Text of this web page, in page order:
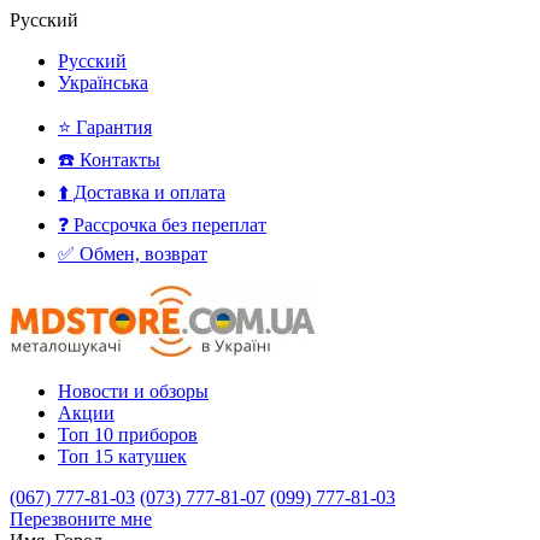
Русский
Русский
Українська
⭐ Гарантия
☎️ Контакты
⬆️ Доставка и оплата
❓ Рассрочка без переплат
✅ Обмен, возврат
Новости и обзоры
Акции
Топ 10 приборов
Топ 15 катушек
(067) 777-81-03 (073) 777-81-07 (099) 777-81-03
Перезвоните мне